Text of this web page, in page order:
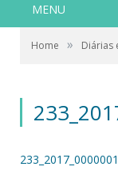
MENU
Home » Diárias
233_2017_0000001